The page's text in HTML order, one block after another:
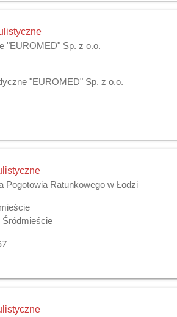
"EUROMED" Sp. z o.o.
"EUROMED" Sp. z o.o.
Pogotowia Ratunkowego w Łodzi
Śródmieście